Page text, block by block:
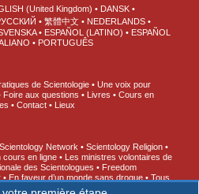
(United Kingdom)
DANSK
繁體中文
NEDERLANDS
ESPAÑOL (LATINO)
ESPAÑOL
PORTUGUÊS
de Scientologie
Une voix pour
Foire aux questions Livres
Cours en
Contact Lieux
Scientology Network
Scientology Religion
cours en ligne
Les ministres volontaires de
des Scientologues
Freedom
En faveur d’un monde sans drogue
Tous
Des jeunes pour les droits de l’Homme